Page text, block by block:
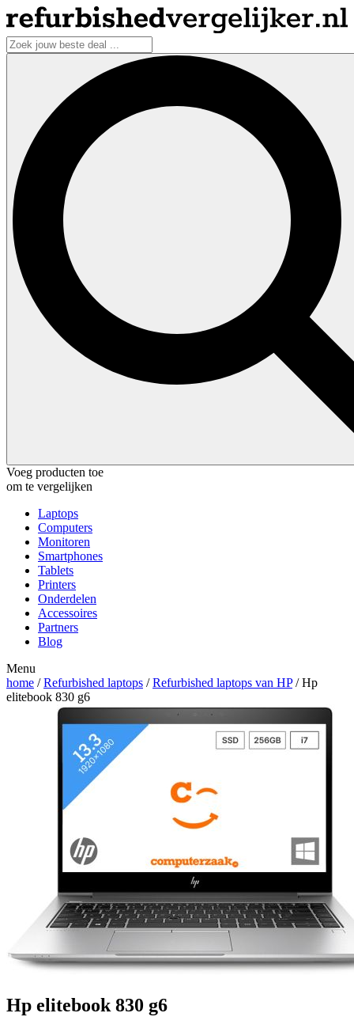
Voeg producten toe
om te vergelijken
Laptops
Computers
Monitoren
Smartphones
Tablets
Printers
Onderdelen
Accessoires
Partners
Blog
Menu
home /Refurbished laptops /Refurbished laptops van HP/ Hp
elitebook 830 g6
Hp elitebook 830 g6